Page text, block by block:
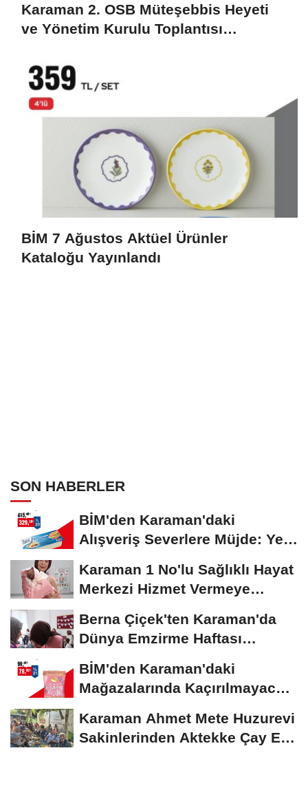
Karaman 2. OSB Müteşebbis Heyeti
ve Yönetim Kurulu Toplantısı
BİM 7 Ağustos Aktüel Ürünler
Kataloğu Yayınlandı
SON HABERLER
BİM'den Karaman'daki
Alışveriş Severlere Müjde: Yeni
Karaman 1 No'lu Sağlıklı Hayat
Merkezi Hizmet Vermeye
Berna Çiçek'ten Karaman'da
Dünya Emzirme Haftası
Etkinliğine Ziyaret
BİM'den Karaman'daki
Mağazalarında Kaçırılmayacak
Karaman Ahmet Mete Huzurevi
Sakinlerinden Aktekke Çay Evi